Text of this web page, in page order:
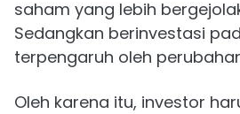
saham yang lebih
Sedangkan berinvestasi
terpengaruh oleh
Oleh karena itu, investor